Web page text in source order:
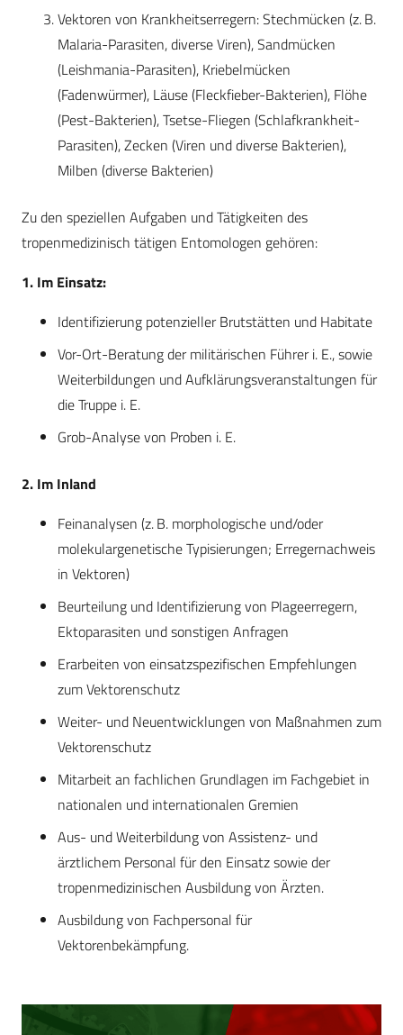
Vektoren von Krankheitserregern: Stech­mücken (z. B.
Malaria-Parasiten, diverse ­Viren), Sandmücken
(Leishmania-Parasiten), Kriebelmücken
(Fadenwürmer), Läuse (Fleckfieber-Bakterien), Flöhe
(Pest-Bakterien), Tsetse-Fliegen (Schlafkrankheit-
Parasiten), Zecken (Viren und diverse Bakterien),
Milben (diverse Bakterien)
Zu den speziellen Aufgaben und Tätigkeiten des
tropenmedizinisch tätigen Entomologen gehören:
1. Im Einsatz:
Identifizierung potenzieller Brutstätten und Habitate
Vor-Ort-Beratung der militärischen Führer i. E., sowie
Weiterbildungen und Aufklärungsveranstaltungen für
die Truppe i. E.
Grob-Analyse von Proben i. E.
2. Im Inland
Feinanalysen (z. B. morphologische und/oder
molekulargenetische Typisierungen; Erregernachweis
in Vektoren)
Beurteilung und Identifizierung von Plageerregern,
Ektoparasiten und sonstigen Anfragen
Erarbeiten von einsatzspezifischen Empfehlungen
zum Vektorenschutz
Weiter- und Neuentwicklungen von Maßnahmen zum
Vektorenschutz
Mitarbeit an fachlichen Grundlagen im Fachgebiet in
nationalen und internationalen Gremien
Aus- und Weiterbildung von Assistenz- und
ärztlichem Personal für den Einsatz sowie der
tropenmedizinischen Ausbildung von Ärzten.
Ausbildung von Fachpersonal für
Vektorenbekämpfung.